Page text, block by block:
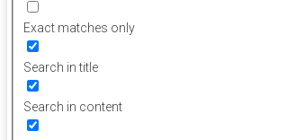
Exact matches only
Search in title
Search in content